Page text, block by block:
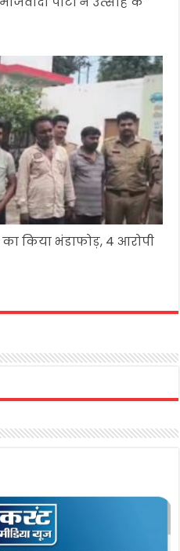
किया भंडाफोड़, 4 आरोपी